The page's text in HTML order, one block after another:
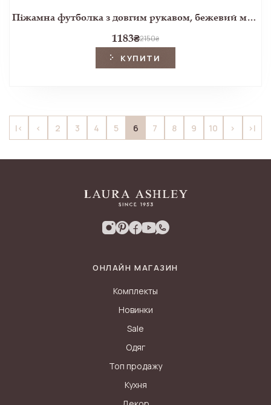
Піжамна футболка з довгим рукавом, бежевий меланж
1183₴2150₴
КУПИТИ
|< < 2 3 4 5 6 7 8 9 10 > >|
ОНЛАЙН МАГАЗИН
Комплекты
Новинки
Sale
Одяг
Топ продажу
Кухня